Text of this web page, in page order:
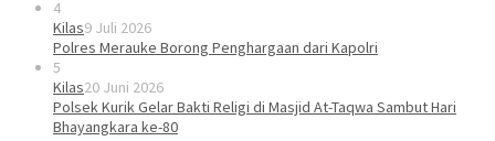
4
Kilas9 Juli 2026
Polres Merauke Borong Penghargaan dari Kapolri
5
Kilas20 Juni 2026
Polsek Kurik Gelar Bakti Religi di Masjid At-Taqwa Sambut Hari
Bhayangkara ke-80